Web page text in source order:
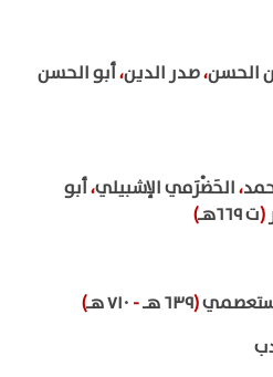
الحسن،صدر الدين،أبو الحسن
،الحَضْرَمي الإشبيلي،أبو
(ت ٦٦٩هـ
)
(٦٣٩ هـ -
)